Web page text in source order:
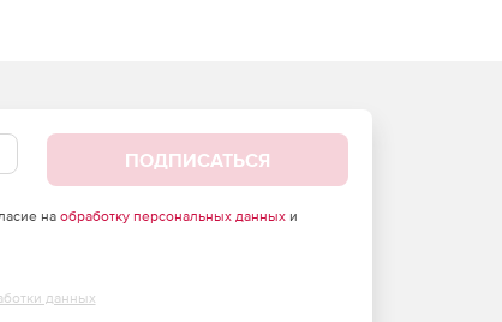
ПОДПИСАТЬСЯ
на обработку персональных данныхи
данных